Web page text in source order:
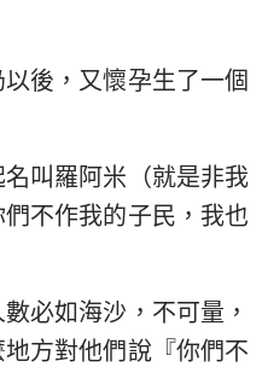
後，又懷孕生了一個
叫羅阿米（就是非我
不作我的子民，我也
必如海沙，不可量，
方對他們說『你們不